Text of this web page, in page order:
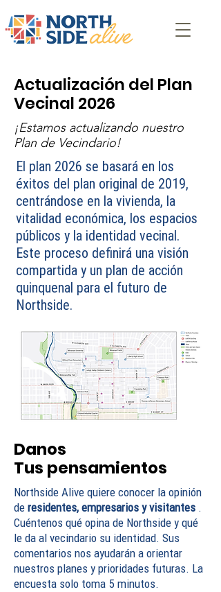
Actualización del Plan
Vecinal 2026
¡Estamos actualizando nuestro
Plan de Vecindario!
El plan 2026 se basará en los
éxitos del plan original de 2019,
centrándose en la vivienda, la
vitalidad económica, los espacios
públicos y la identidad vecinal.
Este proceso definirá una visión
compartida y un plan de acción
quinquenal para el futuro de
Northside.
Danos
Tus pensamientos
Northside Alive quiere conocer la opinión
deresidentes, empresarios y visitantes .
Cuéntenos qué opina de Northside y qué
le da al vecindario su identidad. Sus
comentarios nos ayudarán a orientar
nuestros planes y prioridades futuras. La
encuesta solo toma 5 minutos.